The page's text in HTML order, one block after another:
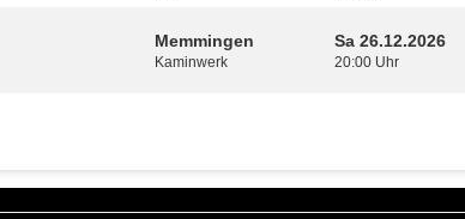
Memmingen
Kaminwerk
Sa 26.12.2026
20:00 Uhr